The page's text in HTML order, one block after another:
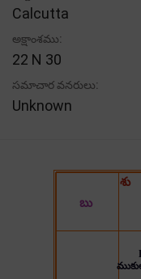
Calcutta
అక్షాంశము:
22 N 30
సమాచార వనరులు:
Unknown